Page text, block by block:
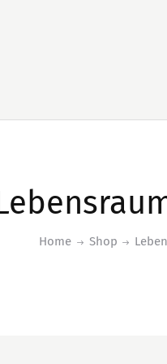
Home Shop